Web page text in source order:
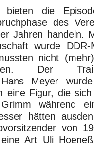
bieten die
des
Jahren handeln.
wurde
nicht
Der
Hans Meyer
eine Figur, die
während
hätten
von
Art Uli